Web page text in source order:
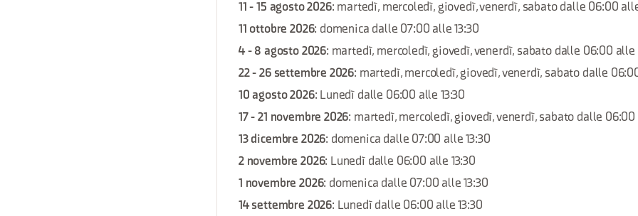
11 - 15 agosto 2026: martedì, mercoledì, giovedì, venerdì, sabato dalle 06:00
11 ottobre 2026: domenica dalle 07:00 alle 13:30
4 - 8 agosto 2026: martedì, mercoledì, giovedì, venerdì, sabato dalle 06:00 alle
22 - 26 settembre 2026: martedì, mercoledì, giovedì, venerdì, sabato dalle
10 agosto 2026: Lunedì dalle 06:00 alle 13:30
17 - 21 novembre 2026: martedì, mercoledì, giovedì, venerdì, sabato dalle
13 dicembre 2026: domenica dalle 07:00 alle 13:30
2 novembre 2026: Lunedì dalle 06:00 alle 13:30
1 novembre 2026: domenica dalle 07:00 alle 13:30
14 settembre 2026: Lunedì dalle 06:00 alle 13:30